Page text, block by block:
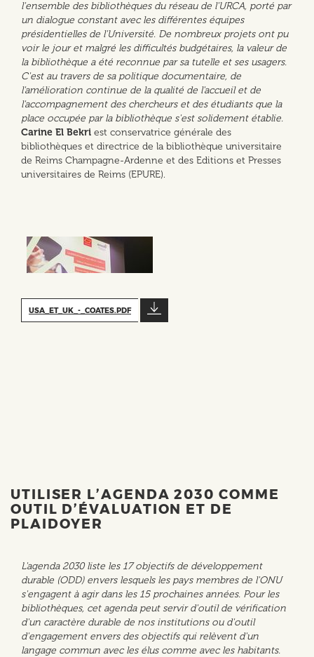
l'ensemble des bibliothèques du réseau de l'URCA, porté par
un dialogue constant avec les différentes équipes
présidentielles de l'Université. De nombreux projets ont pu
voir le jour et malgré les difficultés budgétaires, la valeur de
la bibliothèque a été reconnue par sa tutelle et ses usagers.
C'est au travers de sa politique documentaire, de
l'amélioration continue de la qualité de l'accueil et de
l'accompagnement des chercheurs et des étudiants que la
place occupée par la bibliothèque s'est solidement établie.
Carine El Bekri est conservatrice générale des
bibliothèques et directrice de la bibliothèque universitaire
de Reims Champagne-Ardenne et des Editions et Presses
universitaires de Reims (EPURE).
USA_ET_UK_-_COATES.PDF
UTILISER L’AGENDA 2030 COMME
OUTIL D’ÉVALUATION ET DE
PLAIDOYER
L'agenda 2030 liste les 17 objectifs de développement
durable (ODD) envers lesquels les pays membres de l'ONU
s'engagent à agir dans les 15 prochaines années. Pour les
bibliothèques, cet agenda peut servir d'outil de vérification
d'un caractère durable de nos institutions ou d'outil
d'engagement envers des objectifs qui relèvent d'un
langage commun avec les élus comme avec les habitants.